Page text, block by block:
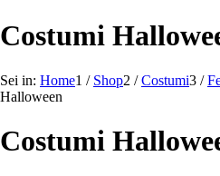
Costumi
Sei in: Home1 / Shop2 / Costumi3 /
Halloween
Costumi